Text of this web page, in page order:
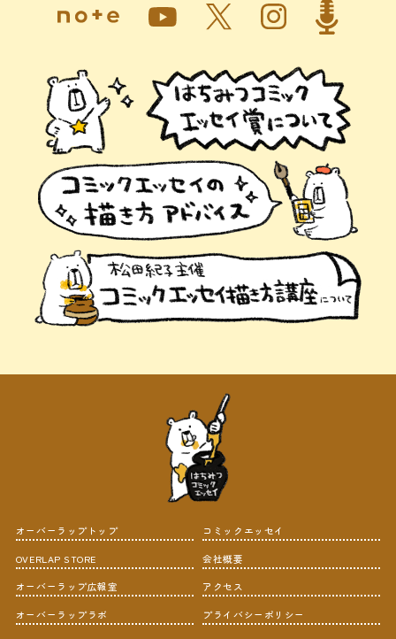
オーバーラップトップ
OVERLAP STORE
オーバーラップ広報室
オーバーラップラボ
コミックエッセイ
会社概要
アクセス
プライバシーポリシー